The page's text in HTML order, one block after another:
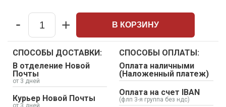
Quantity
- + В КОРЗИНУ
СПОСОБЫ ДОСТАВКИ:
В отделение Новой
Почты
от 3 дней
Курьер Новой Почты
от 3 дней
СПОСОБЫ ОПЛАТЫ:
Оплата наличными
(Наложенный платеж)
Оплата на счет IBAN
(флп 3-я группа без ндс)